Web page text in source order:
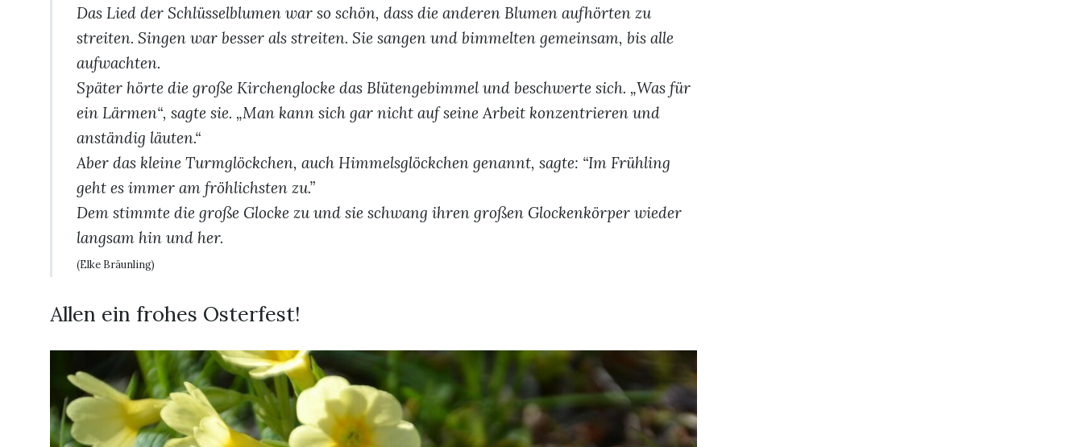
Das Lied der Schlüsselblumen war so schön, dass die anderen Blumen aufhörten zu
streiten. Singen war besser als streiten. Sie sangen und bimmelten gemeinsam, bis alle
aufwachten.
Später hörte die große Kirchenglocke das Blütengebimmel und beschwerte sich. „Was für
ein Lärmen“, sagte sie. „Man kann sich gar nicht auf seine Arbeit konzentrieren und
anständig läuten.“
Aber das kleine Turmglöckchen, auch Himmelsglöckchen genannt, sagte: “Im Frühling
geht es immer am fröhlichsten zu.”
Dem stimmte die große Glocke zu und sie schwang ihren großen Glockenkörper wieder
langsam hin und her.
(Elke Bräunling)
Allen ein frohes Osterfest!